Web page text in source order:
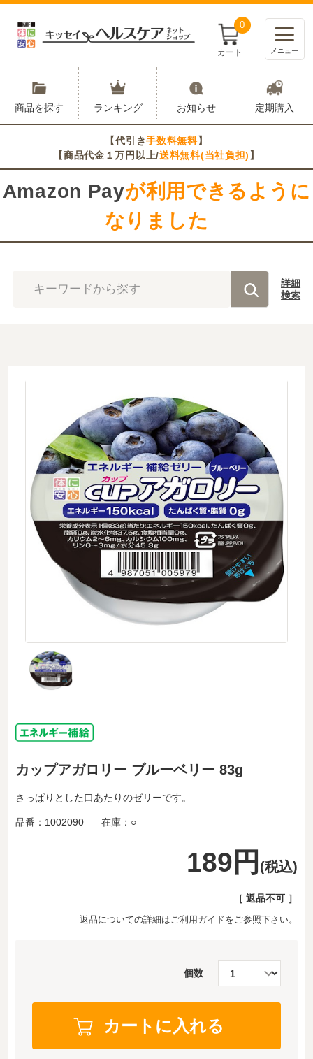
0
カート メニュー
商品を探す ランキング お知らせ 定期購入
【代引き手数料無料】
【商品代金１万円以上/送料無料(当社負担) 】
Amazon Payが利用できるように
なりました
キーワードから探す
詳細
検索
カップアガロリー ブルーベリー 83g
189円 (税込)
品番： 1002090 在庫： ○
［ 返品不可 ］
返品についての詳細は ご利用ガイドをご参照下さい。
個数
さっぱりとした口あたりのゼリーです。